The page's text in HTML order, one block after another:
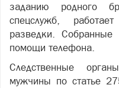
заданию родного
спецслужб,
разведки.
помощи телефона.
Следственные
мужчины по статье